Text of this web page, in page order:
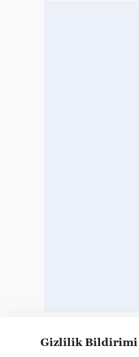
Gizlilik Bildirimi